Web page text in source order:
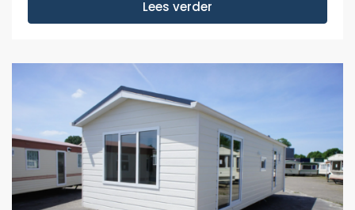
Lees verder